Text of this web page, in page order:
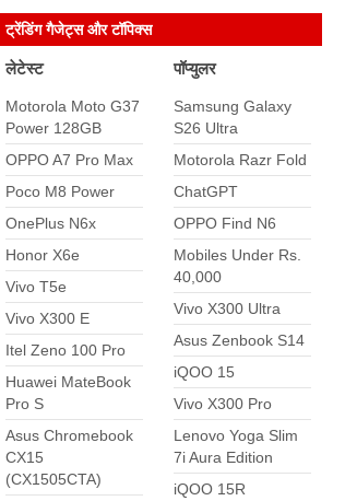
ट्रेंडिंग गैजेट्स और टॉपिक्स
लेटेस्ट
Motorola Moto G37
Power 128GB
OPPO A7 Pro Max
Poco M8 Power
OnePlus N6x
Honor X6e
Vivo T5e
Vivo X300 E
Itel Zeno 100 Pro
Huawei MateBook
Pro S
Asus Chromebook
CX15
(CX1505CTA)
पॉप्युलर
Samsung Galaxy
S26 Ultra
Motorola Razr Fold
ChatGPT
OPPO Find N6
Mobiles Under Rs.
40,000
Vivo X300 Ultra
Asus Zenbook S14
iQOO 15
Vivo X300 Pro
Lenovo Yoga Slim
7i Aura Edition
iQOO 15R